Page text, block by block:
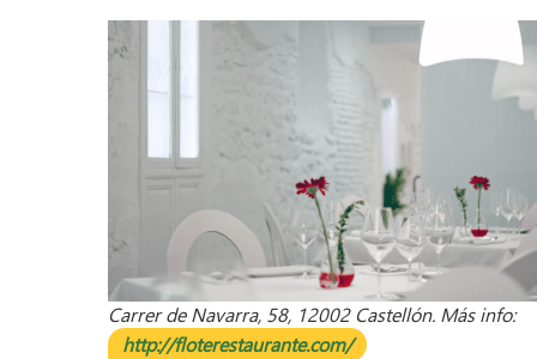
Carrer de Navarra, 58, 12002 Castellón. Más info:
http://floterestaurante.com/